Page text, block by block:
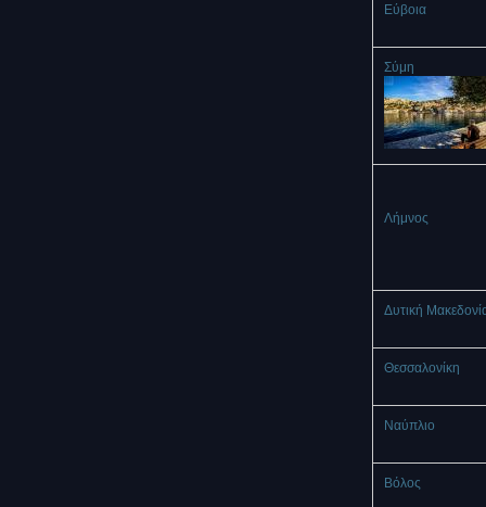
Εύβοια
Σύμη
Λήμνος
Δυτική
Θεσσαλονίκη
Ναύπλιο
Βόλος